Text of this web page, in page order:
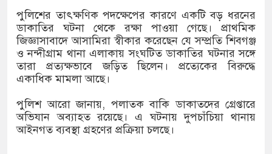
পুলিশের তাৎক্ষণিক পদক্ষেপের কারণে একটি বড় ধরনের
ডাকাতির ঘটনা থেকে রক্ষা পাওয়া গেছে। প্রাথমিক
জিজ্ঞাসাবাদে আসামিরা স্বীকার করেছেন যে সম্প্রতি শিবগঞ্জ
ও নন্দীগ্রাম থানা এলাকায় সংঘটিত ডাকাতির ঘটনার সঙ্গে
তারা প্রত্যক্ষভাবে জড়িত ছিলেন। প্রত্যেকের বিরুদ্ধে
একাধিক মামলা আছে।
পুলিশ আরো জানায়, পলাতক বাকি ডাকাতদের গ্রেপ্তারে
অভিযান অব্যাহত রয়েছে। এ ঘটনায় দুপচাঁচিয়া থানায়
আইনগত ব্যবস্থা গ্রহণের প্রক্রিয়া চলছে।